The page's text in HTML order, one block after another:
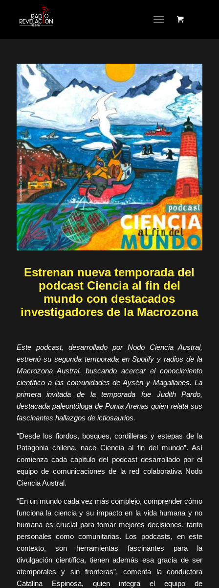
Estrenan nueva temporada del
podcast Ciencia al fin del
mundo con destacados
investigadores de la Macrozona
Este podcast, desarrollado por Nodo Ciencia Austral,
estrenó su segunda temporada en Spotify y radios de la
Macrozona Austral, buscando acercar el conocimiento
científico a las comunidades de Aysén y Magallanes. La
primera invitada de la temporada fue Judith Pardo,
destacada paleontóloga de Punta Arenas quien relata sus
fascinantes hallazgos de ictiosaurios.
“Desde los fiordos, bosques, cordilleras y estepas de la
Patagonia chilena, nace Ciencia al fin del mundo”. Así
comienza cada capítulo del podcast desarrollado por el
equipo de comunicaciones de la red colaborativa Nodo
Ciencia Austral.
“En un mundo cada vez más complejo, comprender cómo
funciona la ciencia y su impacto en la vida humana y no
humana es crucial para tomar mejores decisiones, tanto
personales como comunitarias. Los podcasts, en este
contexto, son herramientas fascinantes para la
divulgación científica, tienen además esa gracia de ser
atemporales y sin fronteras”, comenta la conductora
Catalina Espinosa, quien integra el equipo de